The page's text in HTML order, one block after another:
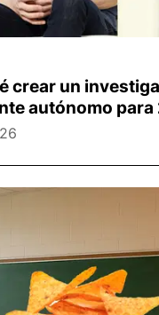
crear un
autónomo para